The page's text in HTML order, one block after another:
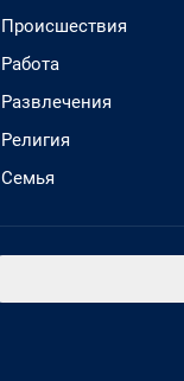
Происшествия
Работа
Развлечения
Религия
Семья